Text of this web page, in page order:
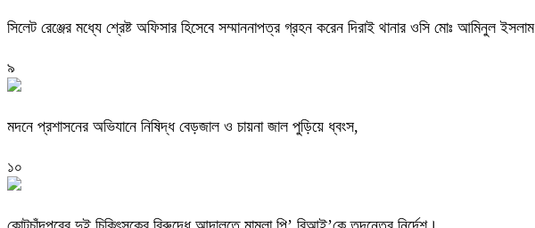
সিলেট রেঞ্জের মধ্যে শ্রেষ্ট অফিসার হিসেবে সম্মাননাপত্র গ্রহন করেন দিরাই থানার ওসি মোঃ আমিনুল ইসলাম
৯
মদনে প্রশাসনের অভিযানে নিষিদ্ধ বেড়জাল ও চায়না জাল পুড়িয়ে ধ্বংস,
১০